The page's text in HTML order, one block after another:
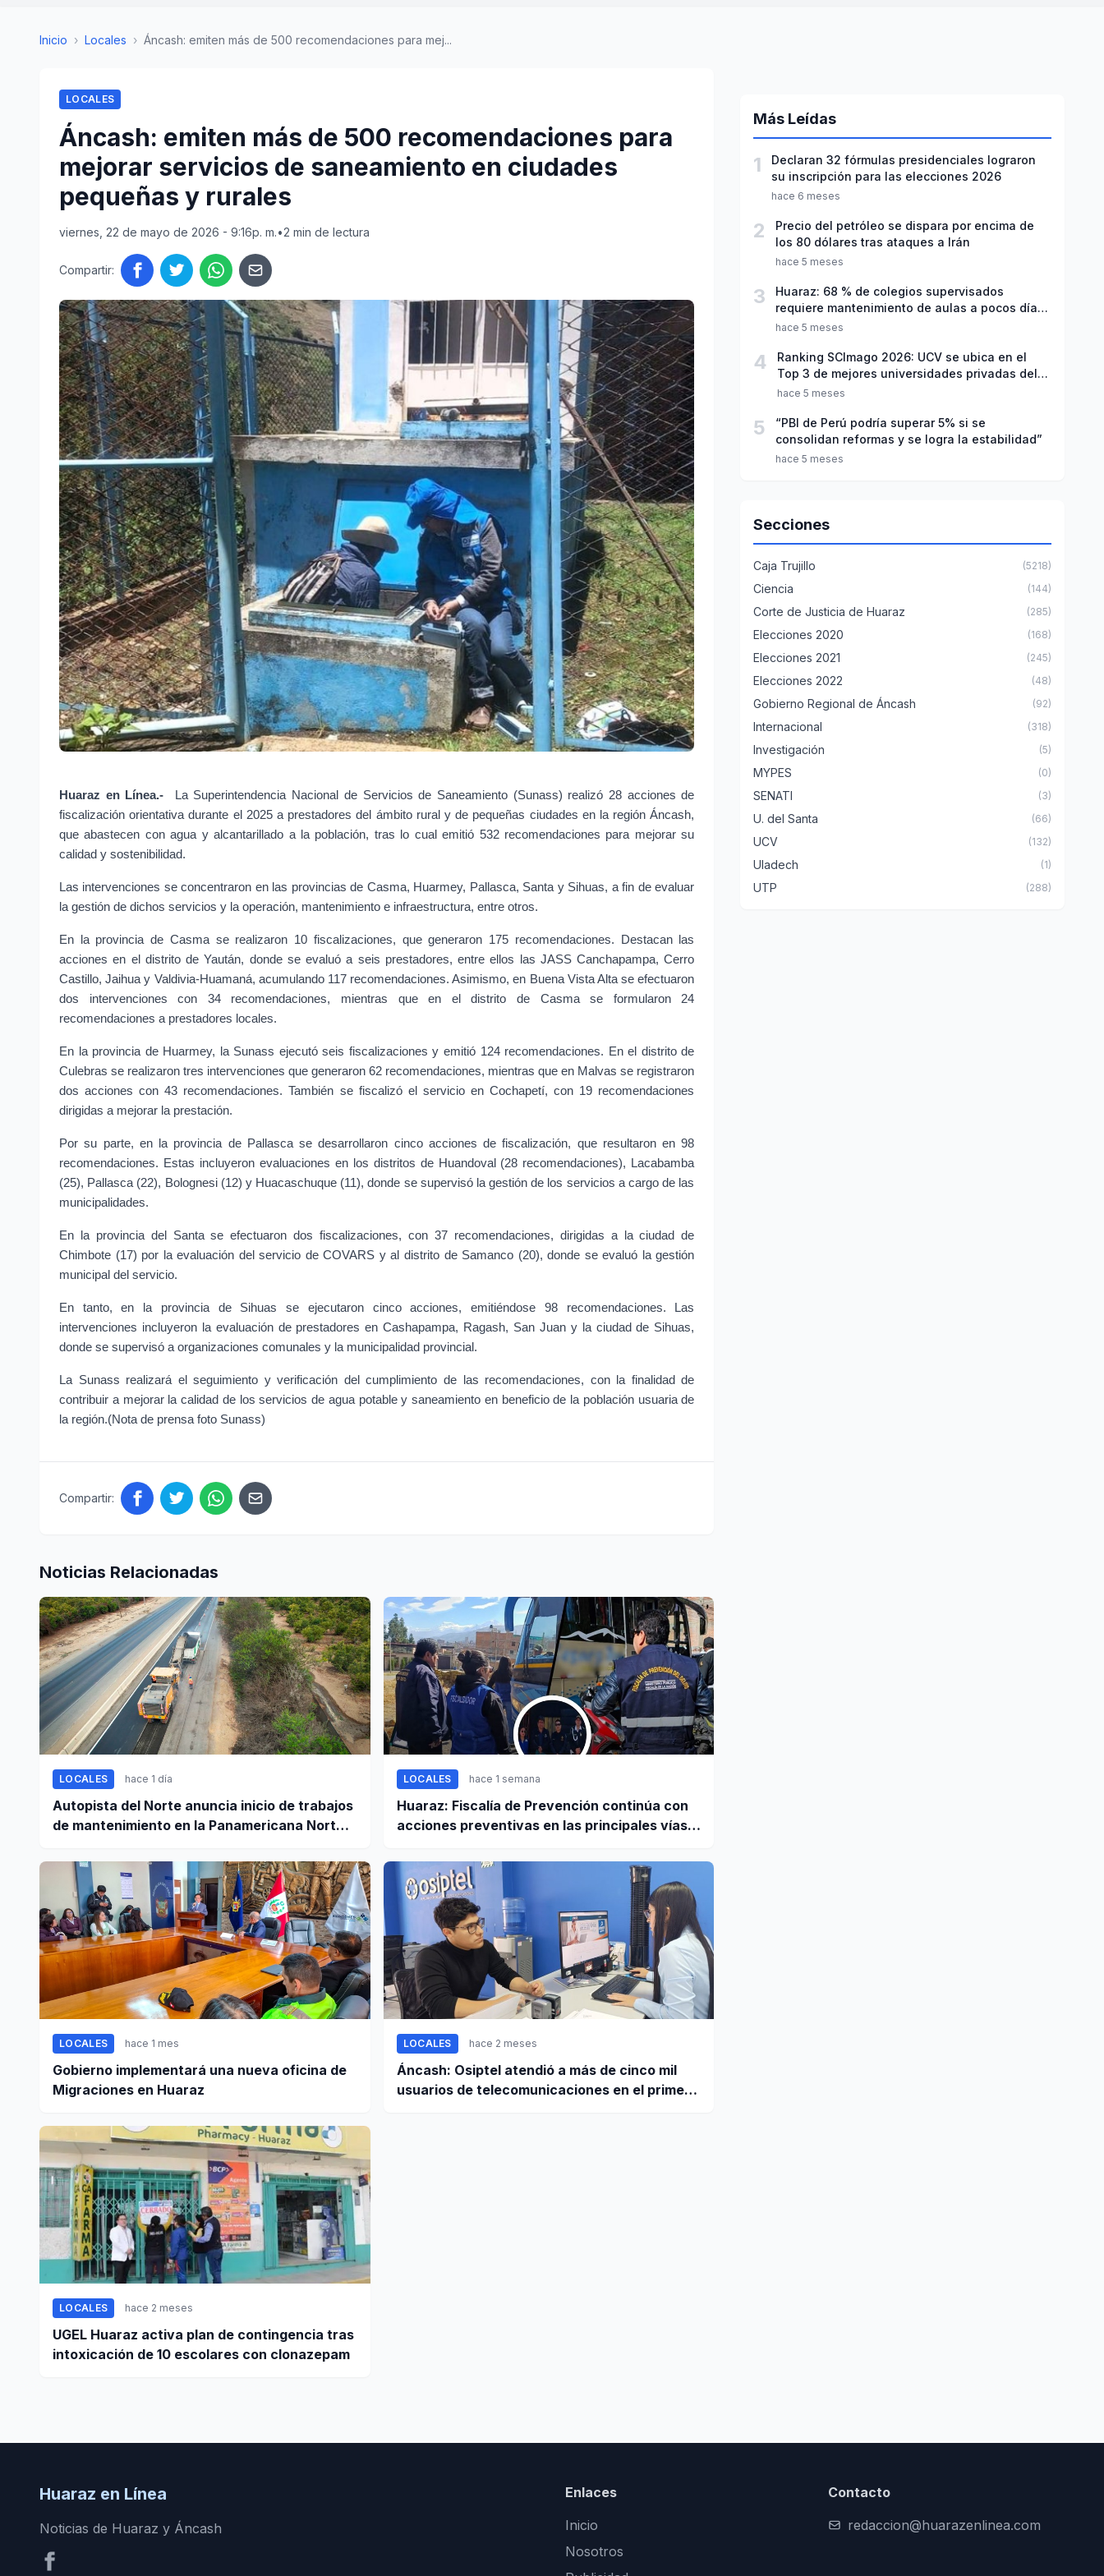
Inicio › Locales › Áncash: emiten más de 500 recomendaciones para mej...
LOCALES
Áncash: emiten más de 500 recomendaciones para
mejorar servicios de saneamiento en ciudades
pequeñas y rurales
viernes, 22 de mayo de 2026 - 9:16p. m.•2 min de lectura
Compartir:
Huaraz en Línea.-
La Superintendencia Nacional de Servicios de Saneamiento (Sunass) realizó 28 acciones de
fiscalización orientativa durante el 2025 a prestadores del ámbito rural y de pequeñas ciudades en la región Áncash,
que abastecen con agua y alcantarillado a la población, tras lo cual emitió 532 recomendaciones para mejorar su
calidad y sostenibilidad.
Las intervenciones se concentraron en las provincias de Casma, Huarmey, Pallasca, Santa y Sihuas, a fin de evaluar
la gestión de dichos servicios y la operación, mantenimiento e infraestructura, entre otros.
En la provincia de Casma se realizaron 10 fiscalizaciones, que generaron 175 recomendaciones. Destacan las
acciones en el distrito de Yaután, donde se evaluó a seis prestadores, entre ellos las JASS Canchapampa, Cerro
Castillo, Jaihua y Valdivia-Huamaná, acumulando 117 recomendaciones. Asimismo, en Buena Vista Alta se efectuaron
dos intervenciones con 34 recomendaciones, mientras que en el distrito de Casma se formularon 24
recomendaciones a prestadores locales.
En la provincia de Huarmey, la Sunass ejecutó seis fiscalizaciones y emitió 124 recomendaciones. En el distrito de
Culebras se realizaron tres intervenciones que generaron 62 recomendaciones, mientras que en Malvas se registraron
dos acciones con 43 recomendaciones. También se fiscalizó el servicio en Cochapetí, con 19 recomendaciones
dirigidas a mejorar la prestación.
Por su parte, en la provincia de Pallasca se desarrollaron cinco acciones de fiscalización, que resultaron en 98
recomendaciones. Estas incluyeron evaluaciones en los distritos de Huandoval (28 recomendaciones), Lacabamba
(25), Pallasca (22), Bolognesi (12) y Huacaschuque (11), donde se supervisó la gestión de los servicios a cargo de las
municipalidades.
En la provincia del Santa se efectuaron dos fiscalizaciones, con 37 recomendaciones, dirigidas a la ciudad de
Chimbote (17) por la evaluación del servicio de COVARS y al distrito de Samanco (20), donde se evaluó la gestión
municipal del servicio.
En tanto, en la provincia de Sihuas se ejecutaron cinco acciones, emitiéndose 98 recomendaciones. Las
intervenciones incluyeron la evaluación de prestadores en Cashapampa, Ragash, San Juan y la ciudad de Sihuas,
donde se supervisó a organizaciones comunales y la municipalidad provincial.
La Sunass realizará el seguimiento y verificación del cumplimiento de las recomendaciones, con la finalidad de
contribuir a mejorar la calidad de los servicios de agua potable y saneamiento en beneficio de la población usuaria de
la región.(Nota de prensa foto Sunass)
Compartir:
Noticias Relacionadas
LOCALES hace 1 día
Autopista del Norte anuncia inicio de trabajos
de mantenimiento en la Panamericana Norte
LOCALES hace 1 semana
Huaraz: Fiscalía de Prevención continúa con
acciones preventivas en las principales vías
LOCALES hace 1 mes
Gobierno implementará una nueva oficina de
Migraciones en Huaraz
LOCALES hace 2 meses
Áncash: Osiptel atendió a más de cinco mil
usuarios de telecomunicaciones en el primer
LOCALES hace 2 meses
UGEL Huaraz activa plan de contingencia tras
intoxicación de 10 escolares con clonazepam
Más Leídas
1
Declaran 32 fórmulas presidenciales lograron
su inscripción para las elecciones 2026
hace 6 meses
2
Precio del petróleo se dispara por encima de
los 80 dólares tras ataques a Irán
hace 5 meses
3
Huaraz: 68 % de colegios supervisados
requiere mantenimiento de aulas a pocos días
de inicio del año escolar 2026
hace 5 meses
4
Ranking SCImago 2026: UCV se ubica en el
Top 3 de mejores universidades privadas del
Perú
hace 5 meses
5
“PBI de Perú podría superar 5% si se
consolidan reformas y se logra la estabilidad”
hace 5 meses
Secciones
Caja Trujillo (5218)
Ciencia (144)
Corte de Justicia de Huaraz (285)
Elecciones 2020 (168)
Elecciones 2021 (245)
Elecciones 2022 (48)
Gobierno Regional de Áncash (92)
Internacional (318)
Investigación (5)
MYPES (0)
SENATI (3)
U. del Santa (66)
UCV (132)
Uladech (1)
UTP (288)
Huaraz en Línea
Noticias de Huaraz y Áncash
Enlaces
Inicio
Nosotros
Contacto
redaccion@huarazenlinea.com